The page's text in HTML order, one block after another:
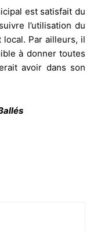
est satisfait du
l’utilisation du
Par ailleurs, il
à donner toutes
avoir dans son